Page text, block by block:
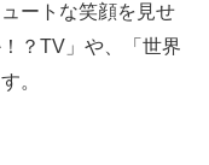
ートな笑顔を見せ
？TV」や、「世界
。